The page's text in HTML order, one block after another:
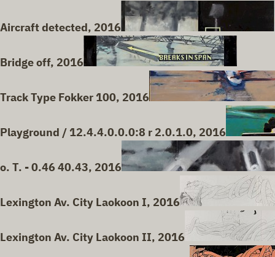
Aircraft detected, 2016
Bridge off, 2016
Track Type Fokker 100, 2016
Playground / 12.4.4.0.0.0:8 r 2.0.1.0, 2016
o. T. - 0.46 40.43, 2016
Lexington Av. City Laokoon I, 2016
Lexington Av. City Laokoon II, 2016